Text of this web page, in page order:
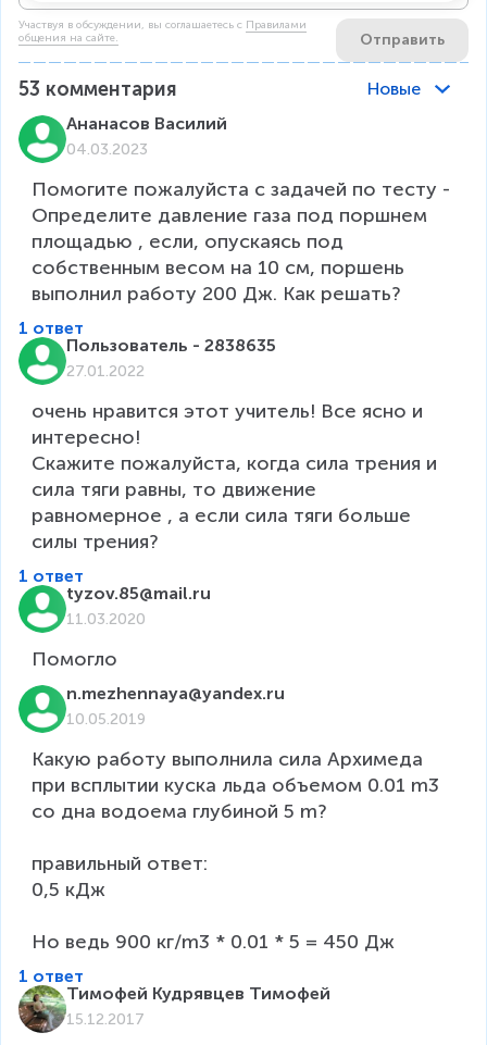
Участвуя в обсуждении, вы соглашаетесь c Правилами
общения на сайте.
Отправить
53 комментария
Новые
Ананасов Василий
04.03.2023
Помогите пожалуйста с задачей по тесту -
Определите давление газа под поршнем
площадью , если, опускаясь под
собственным весом на 10 см, поршень
выполнил работу 200 Дж. Как решать?
1 ответ
Пользователь - 2838635
27.01.2022
очень нравится этот учитель! Все ясно и
интересно!
Скажите пожалуйста, когда сила трения и
сила тяги равны, то движение
равномерное , а если сила тяги больше
силы трения?
1 ответ
tyzov.85@mail.ru
11.03.2020
Помогло
n.mezhennaya@yandex.ru
10.05.2019
Какую работу выполнила сила Архимеда
при всплытии куска льда объемом 0.01 m3
со дна водоема глубиной 5 m?
правильный ответ:
0,5 кДж
Но ведь 900 кг/m3 * 0.01 * 5 = 450 Дж
1 ответ
Тимофей Кудрявцев Тимофей
15.12.2017